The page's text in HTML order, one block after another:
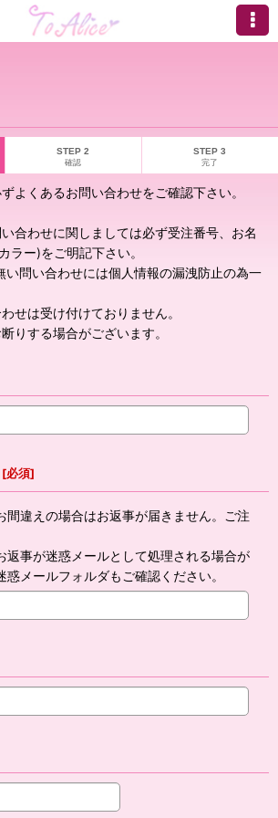
STEP 2
確認
STEP 3
完了
よくあるお問い合わせをご確認下さい。
合わせに関しましては必ず受注番号、お名
ラー)をご明記下さい。
い問い合わせには個人情報の漏洩防止の為一
せは受け付けておりません。
りする場合がございます。
[必須]
間違えの場合はお返事が届きません。ご注
返事が迷惑メールとして処理される場合が
惑メールフォルダもご確認ください。